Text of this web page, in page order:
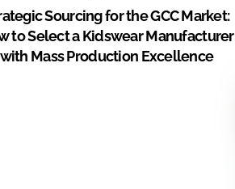
Sourcing for the GCC Market:
to Select a Kidswear Manufacturer
with Mass Production Excellence